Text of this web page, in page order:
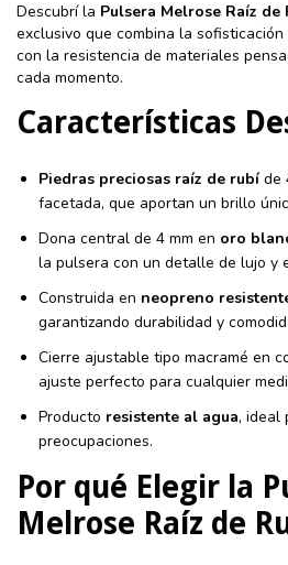
Descubrí la Pulsera Melrose Raíz de
exclusivo que combina la
con la resistencia de materiales
cada momento.
Características
Piedras preciosas raíz de rubí de
facetada, que aportan un brillo
Dona central de 4 mm en oro
la pulsera con un detalle de lujo y
Construida en neopreno
garantizando durabilidad y
Cierre ajustable tipo macramé en
ajuste perfecto para cualquier
Producto resistente al agua, ideal
preocupaciones.
Por qué Elegir la
Melrose Raíz de